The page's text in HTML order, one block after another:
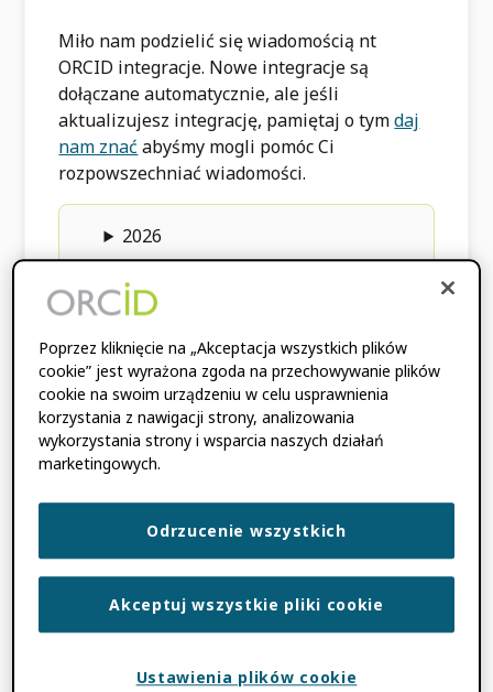
Miło nam podzielić się wiadomością nt
ORCID integracje. Nowe integracje są
dołączane automatycznie, ale jeśli
aktualizujesz integrację, pamiętaj o tymdaj
nam znać abyśmy mogli pomóc Ci
rozpowszechniać wiadomości.
2026
2025
2024
2023
2021
Poprzez kliknięcie na „Akceptacja wszystkich plików
cookie” jest wyrażona zgoda na przechowywanie plików
cookie na swoim urządzeniu w celu usprawnienia
korzystania z nawigacji strony, analizowania
wykorzystania strony i wsparcia naszych działań
marketingowych.
Odrzucenie wszystkich
Akceptuj wszystkie pliki cookie
Ustawienia plików cookie